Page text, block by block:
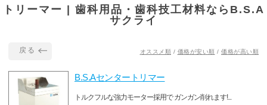
トリーマー | 歯科用品・歯科技工材料ならB.S.A
サクライ
戻る オススメ順 / 価格が安い順 / 価格が高い順
B.S.Aセンタートリマー
トルクフルな強力モーター採用で ガンガン削れます!...